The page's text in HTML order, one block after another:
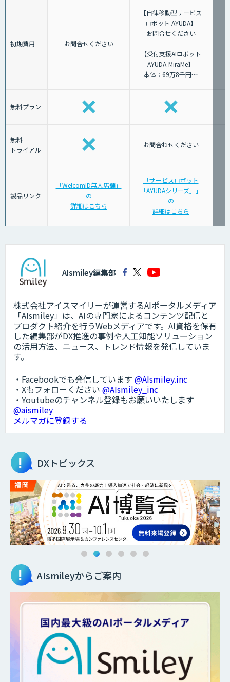
初期費用 お問合せください
【自律移動型サービス
ロボット AYUDA】
お問合せください
【受付支援AIロボット
AYUDA-MiraMe】
本体：69万8千円～
無料プラン
無料
トライアル
お問合わせください
製品リンク
「WelcomID無人店舗」
の
詳細はこちら
「サービスロボット
「AYUDAシリーズ」」
の
詳細はこちら
AIsmiley編集部
株式会社アイスマイリーが運営するAIポータルメディア
「AIsmiley」は、AIの専門家によるコンテンツ配信と
プロダクト紹介を行うWebメディアです。AI資格を保有
した編集部がDX推進の事例や人工知能ソリューション
の活用方法、ニュース、トレンド情報を発信していま
す。
・Facebookでも発信しています @AIsmiley.inc
・Xもフォローください @AIsmiley_inc
・Youtubeのチャンネル登録もお願いいたします
@aismiley
メルマガに登録する
DXトピックス
AIsmileyからご案内